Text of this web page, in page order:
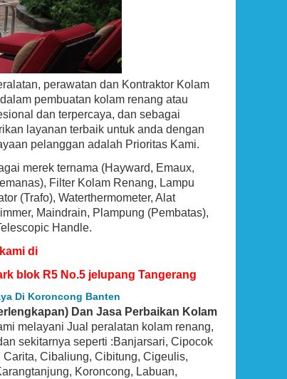
perawatan dan Kontraktor Kolam
pembuatan kolam renang atau
dan terpercaya, dan sebagai
layanan terbaik untuk anda dengan
pelanggan adalah Prioritas Kami.
merek ternama (Hayward, Emaux,
Filter Kolam Renang, Lampu
(Trafo), Waterthermometer, Alat
Maindrain, Plampung (Pembatas),
Handle.
di
blok R5 No.5 jelupang Tangerang
Di Koroncong Banten
Dan Jasa Perbaikan Kolam
melayani Jual peralatan kolam renang,
sekitarnya seperti :Banjarsari, Cipocok
Cibaliung, Cibitung, Cigeulis,
Koroncong, Labuan,
Ground Pool Skimmer
Rp (Hubungi CS)